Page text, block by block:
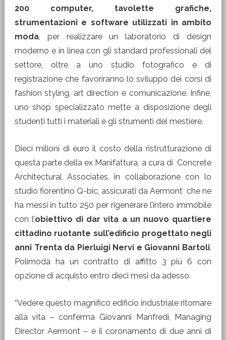
200 computer, tavolette grafiche,
strumentazioni e software utilizzati in ambito
moda, per realizzare un laboratorio di design
moderno e in linea con gli standard professionali del
settore, oltre a uno studio fotografico e di
registrazione che favoriranno lo sviluppo dei corsi di
fashion styling, art direction e comunicazione. Infine,
uno shop specializzato mette a disposizione degli
studenti tutti i materiali e gli strumenti del mestiere.
Dieci milioni di euro il costo della ristrutturazione di
questa parte della ex Manifattura, a cura di Concrete
Architectural Associates, in collaborazione con lo
studio fiorentino Q-bic, assicurati da Aermont che ne
ha messi in tutto 250 per rigenerare l’intero immobile
con l’obiettivo di dar vita a un nuovo quartiere
cittadino ruotante sull’edificio progettato negli
anni Trenta da Pierluigi Nervi e Giovanni Bartoli.
Polimoda ha un contratto di affitto 3 più 6 con
opzione di acquisto entro dieci mesi da adesso.
“Vedere questo magnifico edificio industriale ritornare
alla vita – conferma Giovanni Manfredi, Managing
Director Aermont – è il coronamento di due anni di